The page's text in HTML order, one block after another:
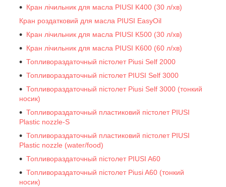
Кран лічильник для масла PIUSI K400 (30 л/хв)
Кран роздатковий для масла PIUSI EasyOil
Кран лічильник для масла PIUSI K500 (30 л/хв)
Кран лічильник для масла PIUSI K600 (60 л/хв)
Топливораздаточный пістолет Piusi Self 2000
Топливораздаточный пістолет PIUSI Self 3000
Топливораздаточный пістолет Piusi Self 3000 (тонкий
носик)
Топливораздаточный пластиковий пістолет PIUSI
Plastic nozzle-S
Топливораздаточный пластиковий пістолет PIUSI
Plastic nozzle (water/food)
Топливораздаточный пістолет PIUSI A60
Топливораздаточный пістолет Piusi A60 (тонкий
носик)